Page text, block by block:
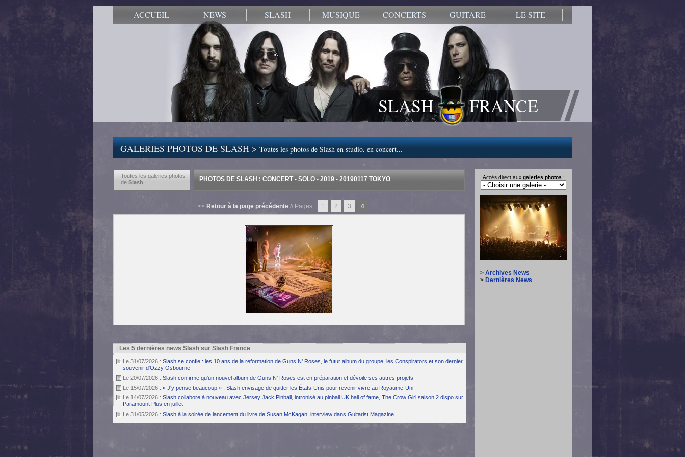
ACCUEIL NEWS SLASH MUSIQUE CONCERTS GUITARE LE SITE
SLASH FRANCE
GALERIES PHOTOS DE SLASH >Toutes les photos de Slash en studio, en concert...
Toutes les galeries photos
de Slash PHOTOS DE SLASH : CONCERT - SOLO - 2019 - 20190117 TOKYO
<< Retour à la page précédente // Pages : 1 2 3 4
Les 5 dernières news Slash sur Slash France
Le 31/07/2026 : Slash se confie : les 10 ans de la reformation de Guns N' Roses, le futur album du groupe, les Conspirators et son dernier
souvenir d'Ozzy Osbourne
Le 20/07/2026 : Slash confirme qu'un nouvel album de Guns N' Roses est en préparation et dévoile ses autres projets
Le 15/07/2026 : « J'y pense beaucoup » : Slash envisage de quitter les États-Unis pour revenir vivre au Royaume-Uni
Le 14/07/2026 : Slash collabore à nouveau avec Jersey Jack Pinball, intronisé au pinball UK hall of fame, The Crow Girl saison 2 dispo sur
Paramount Plus en juillet
Le 31/05/2026 : Slash à la soirée de lancement du livre de Susan McKagan, interview dans Guitarist Magazine
Accès direct aux galeries photos :
> Archives News
> Dernières News